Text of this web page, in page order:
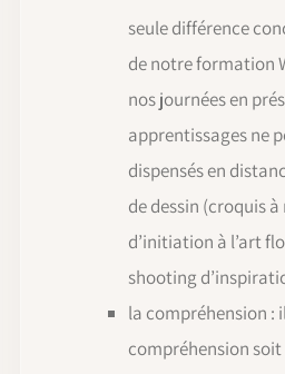
seule différence
de notre formation
nos journées en
apprentissages ne
dispensés en
de dessin (croquis
d’initiation à l’art
shooting
la compréhension :
compréhension